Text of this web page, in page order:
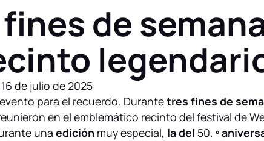
de
16 de julio de 2025
para el recuerdo. Durantetres fines de
en el emblemático recinto del festival de
una edición muy especial, la del 50. º